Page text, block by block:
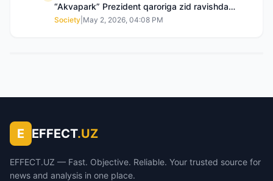
“Akvapark” Prezident qaroriga zid ravishda
sotilgani maʼlum boʻldi
Society May 2, 2026, 04:08 PM
E EFFECT.UZ
EFFECT.UZ — Fast. Objective. Reliable. Your trusted source for
news and analysis in one place.